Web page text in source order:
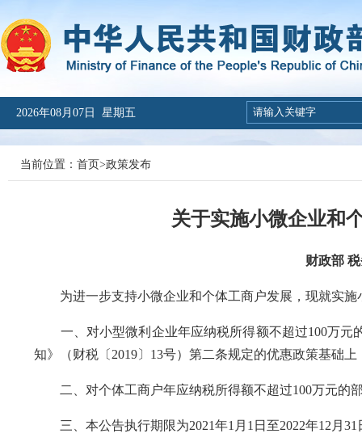
2026年08月07日 星期五
当前位置： 首页>政策发布
关于实施小微企业和
财政部
为进一步支持小微企业和个体工商户发展，现就实施
一、对小型微利企业年应纳税所得额不超过100万元
知》（财税〔2019〕13号）第二条规定的优惠政策基础
二、对个体工商户年应纳税所得额不超过100万元的
三、本公告执行期限为2021年1月1日至2022年12月31